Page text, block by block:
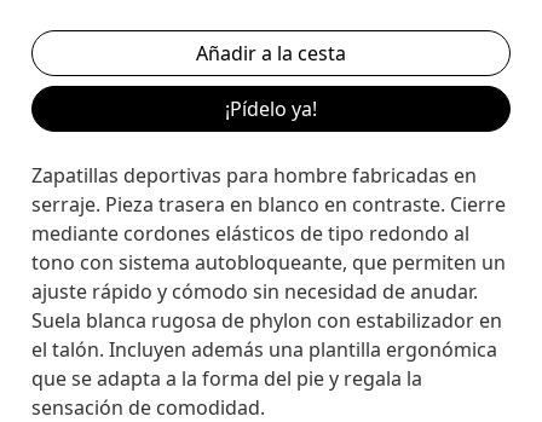
¡Pídelo ya!
Zapatillas deportivas para hombre fabricadas en
serraje. Pieza trasera en blanco en contraste. Cierre
mediante cordones elásticos de tipo redondo al
tono con sistema autobloqueante, que permiten un
ajuste rápido y cómodo sin necesidad de anudar.
Suela blanca rugosa de phylon con estabilizador en
el talón. Incluyen además una plantilla ergonómica
que se adapta a la forma del pie y regala la
sensación de comodidad.